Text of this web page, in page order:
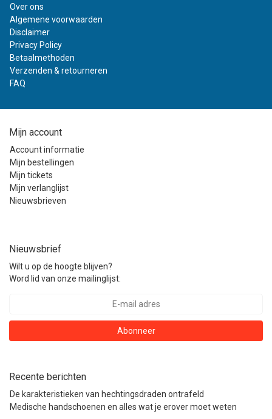
Over ons
Algemene voorwaarden
Disclaimer
Privacy Policy
Betaalmethoden
Verzenden & retourneren
FAQ
Mijn account
Account informatie
Mijn bestellingen
Mijn tickets
Mijn verlanglijst
Nieuwsbrieven
Nieuwsbrief
Wilt u op de hoogte blijven?
Word lid van onze mailinglijst:
Abonneer
Recente berichten
De karakteristieken van hechtingsdraden ontrafeld
Medische handschoenen en alles wat je erover moet weten